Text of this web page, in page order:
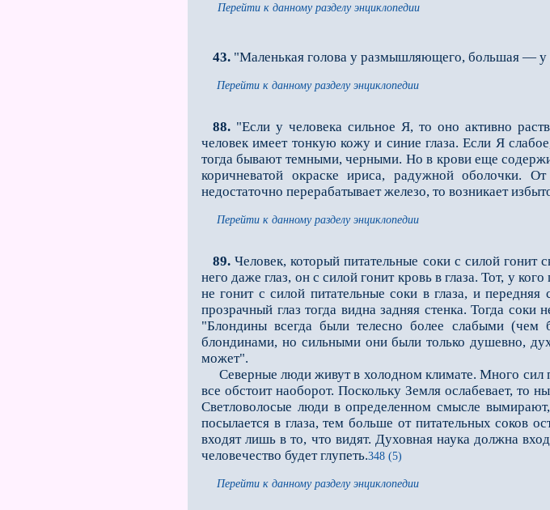
Перейти к данному разделу энциклопедии
43. "Маленькая голова у размышляющего, большая — у
Перейти к данному разделу энциклопедии
88. "Если у человека сильное Я, то оно активно
человек имеет тонкую кожу и синие глаза. Если Я
тогда бывают темными, черными. Но в крови еще
коричневатой окраске ириса, радужной оболочки.
недостаточно перерабатывает железо, то возникает
Перейти к данному разделу энциклопедии
89. Человек, который питательные соки с силой гонит
него даже глаз, он с силой гонит кровь в глаза. Тот, у
не гонит с силой питательные соки в глаза, и
прозрачный глаз тогда видна задняя стенка. Тогда
"Блондины всегда были телесно более слабыми
блондинами, но сильными они были только душевно,
может".
Северные люди живут в холодном климате. Много сил
все обстоит наоборот. Поскольку Земля ослабевает, то
Светловолосые люди в опреде­ленном смысле
посылается в глаза, тем больше от питательных соков
входят лишь в то, что видят. Духовная наука должна
человечество будет глупеть.348 (5)
Перейти к данному разделу энциклопедии